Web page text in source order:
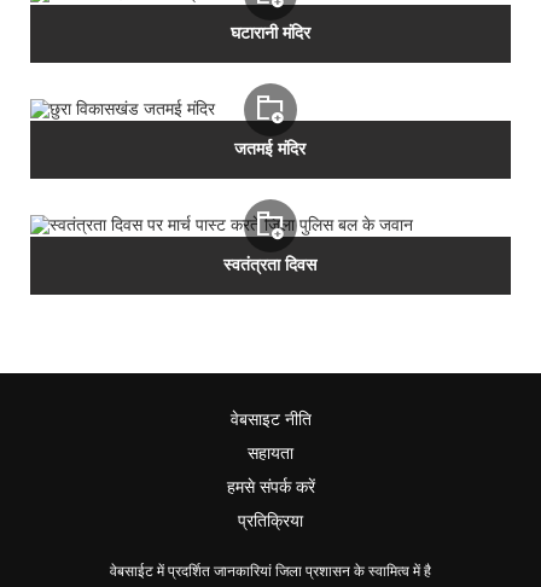
घटारानी मंदिर
जतमई मंदिर
स्वतंत्रता दिवस
वेबसाइट नीति
सहायता
हमसे संपर्क करें
प्रतिक्रिया
वेबसाईट में प्रदर्शित जानकारियां जिला प्रशासन के स्वामित्व में है